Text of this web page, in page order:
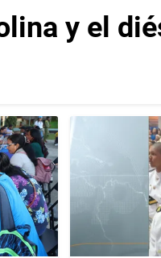
y el